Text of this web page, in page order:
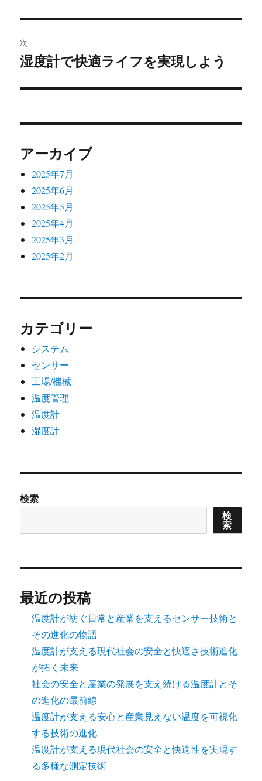
ビ
ゲ
ー
ン
投
稿:
次
次
投
湿度計で快適ライフを実現しよう
アーカイブ
2025年7月
2025年6月
2025年5月
2025年4月
2025年3月
2025年2月
カテゴリー
システム
センサー
工場/機械
温度管理
温度計
湿度計
検索
検
索
最近の投稿
温度計が紡ぐ日常と産業を支えるセンサー技術と
その進化の物語
温度計が支える現代社会の安全と快適さ技術進化
が拓く未来
社会の安全と産業の発展を支え続ける温度計とそ
の進化の最前線
温度計が支える安心と産業見えない温度を可視化
する技術の進化
温度計が支える現代社会の安全と快適性を実現す
る多様な測定技術